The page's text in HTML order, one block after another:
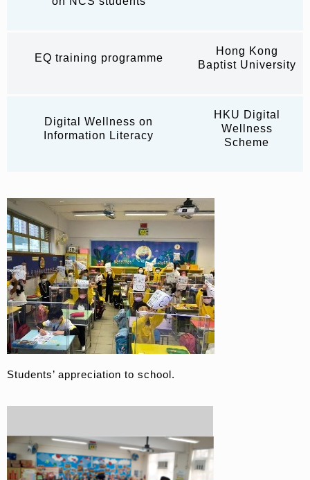
EQ training programme
Hong Kong
Baptist University
Digital Wellness on
Information Literacy
HKU Digital
Wellness
Scheme
Students’ appreciation to school.